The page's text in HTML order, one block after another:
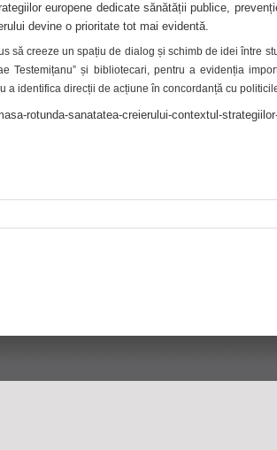
europene dedicate sănătății publice,
devine o prioritate tot mai evidentă.
să creeze un spațiu de dialog și schimb de idei între
Testemițanu” și bibliotecari, pentru a evidenția
a identifica direcții de acțiune în concordanță cu
rotunda-sanatatea-creierului-contextul-